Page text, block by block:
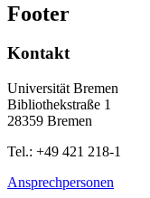
Footer
Kontakt
Universität Bremen
Bibliothekstraße 1
28359 Bremen
Tel.: +49 421 218-1
Ansprechpersonen